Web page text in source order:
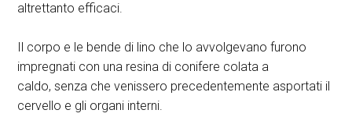
altrettanto efficaci.
Il corpo e le bende di lino che lo avvolgevano furono
impregnati con una resina di conifere colata a
caldo, senza che venissero precedentemente asportati il
cervello e gli organi interni.